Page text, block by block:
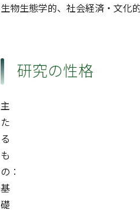
生物生態学的、社会経済・文化
研究の性格
主
た
る
も
の：
基
礎